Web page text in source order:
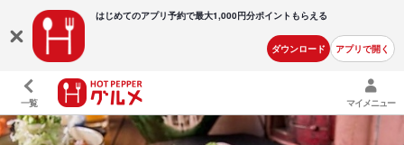
はじめてのアプリ予約で最大1,000円分ポイントもらえる
ダウンロード アプリで開く
一覧 マイメニュー